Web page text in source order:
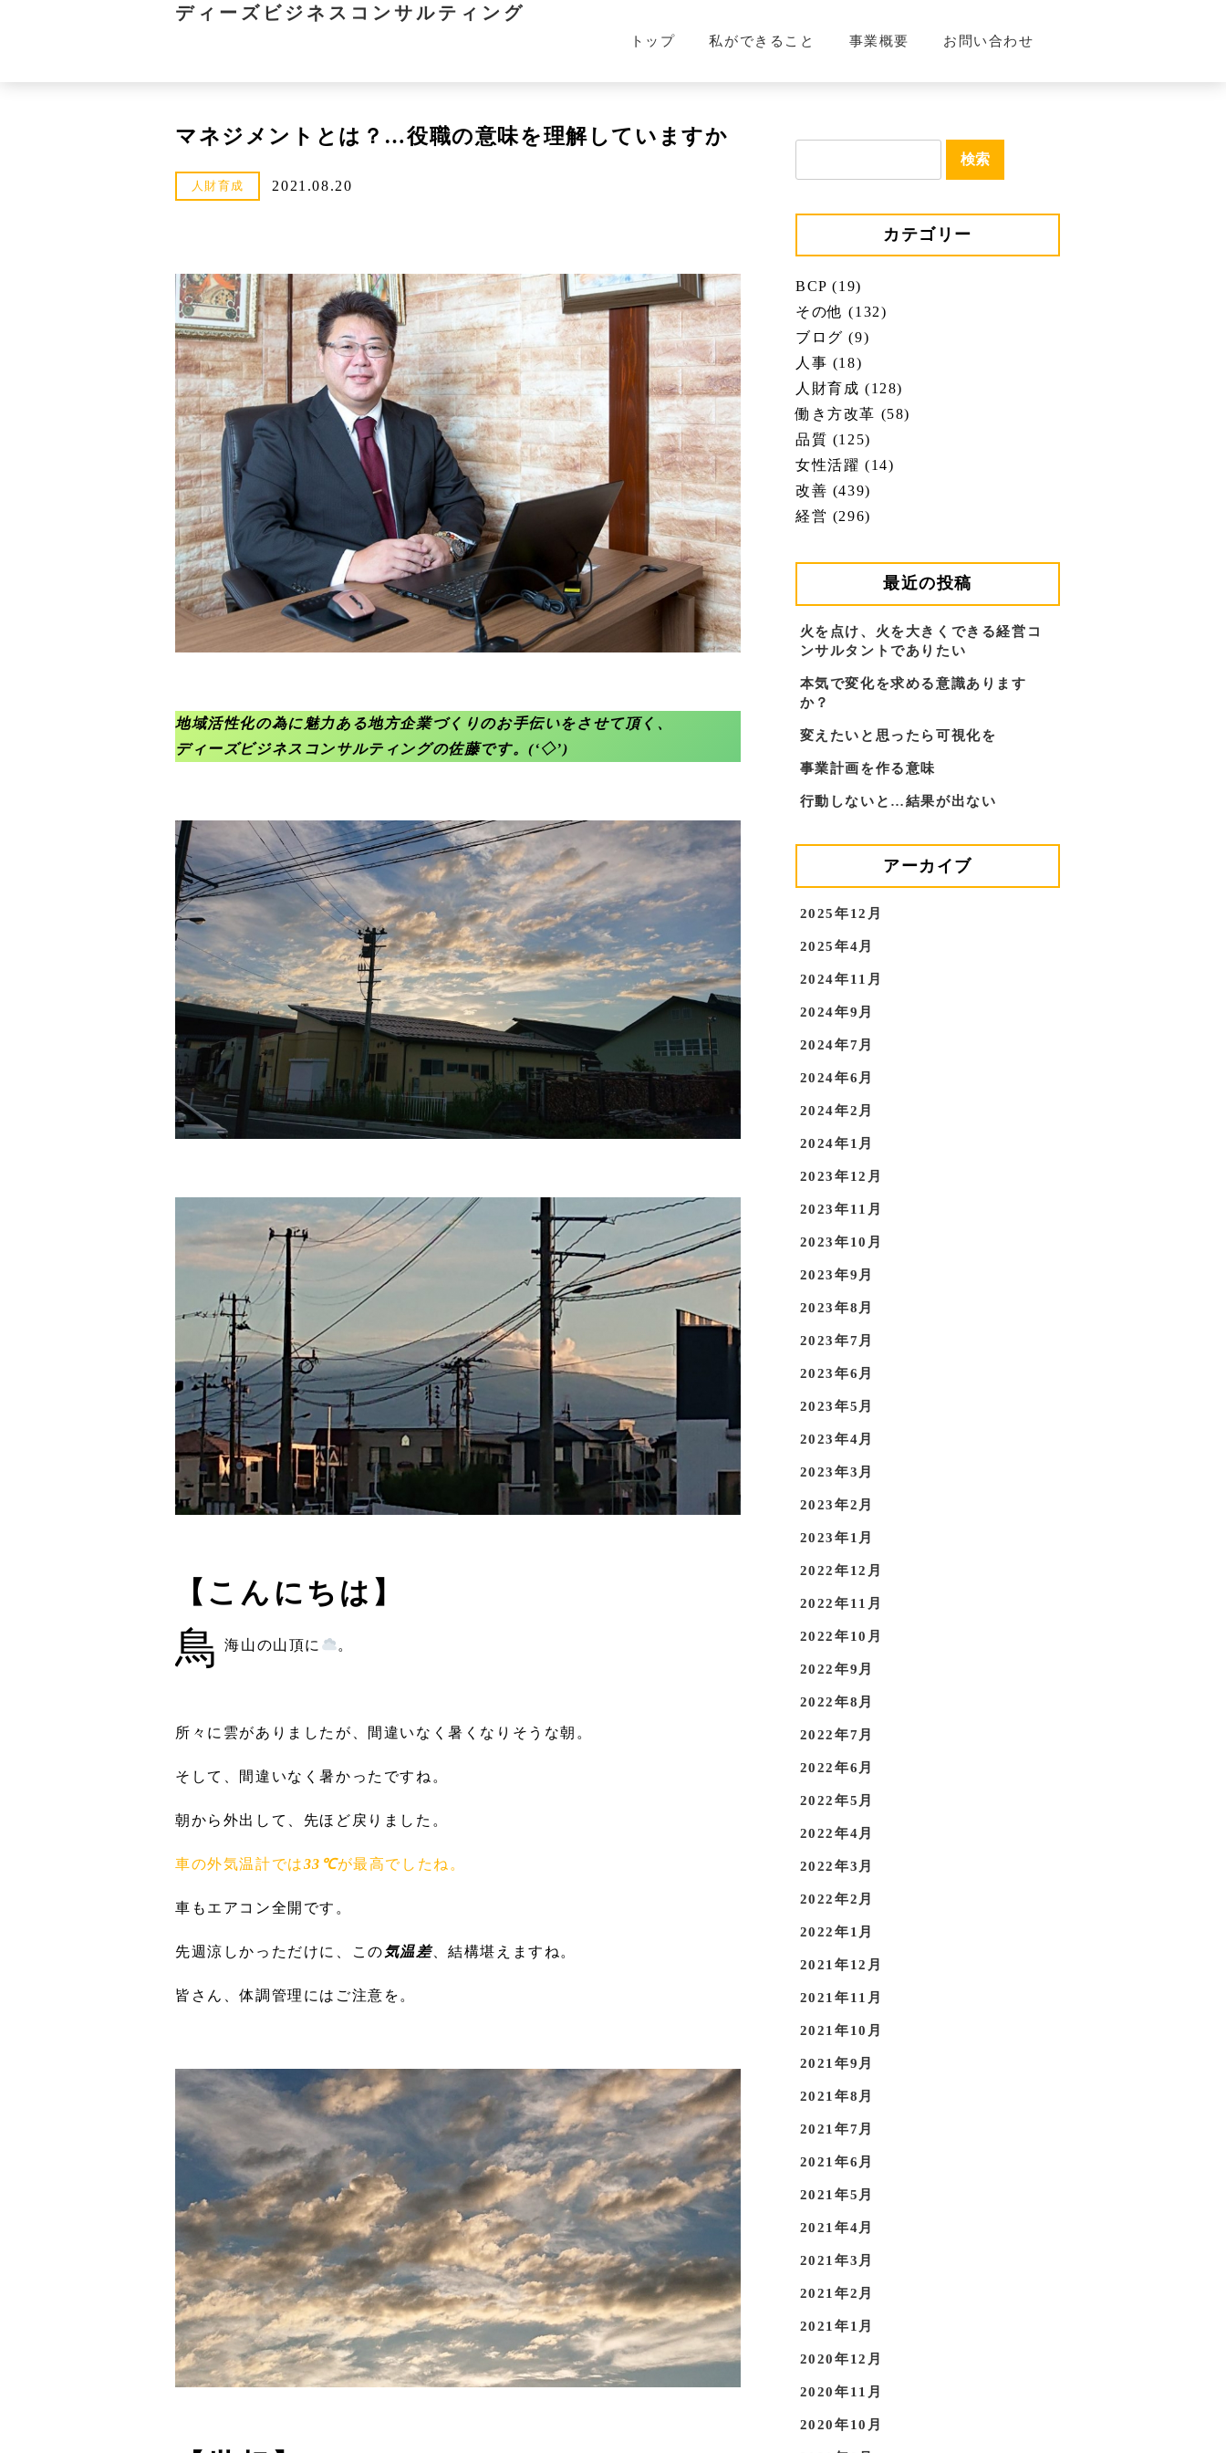
ディーズビジネスコンサルティング
トップ 私ができること 事業概要 お問い合わせ
マネジメントとは？…役職の意味を理解していますか
人財育成 2021.08.20
地域活性化の為に魅力ある地方企業づくりのお手伝いをさせて頂く、
ディーズビジネスコンサルティングの佐藤です。(‘◇’)ゞ
【こんにちは】
鳥 海山の山頂に 。
所々に雲がありましたが、間違いなく暑くなりそうな朝。
そして、間違いなく暑かったですね。
朝から外出して、先ほど戻りました。
車の外気温計では33℃が最高でしたね。
車もエアコン全開です。
先週涼しかっただけに、この気温差、結構堪えますね。
皆さん、体調管理にはご注意を。
カテゴリー
BCP (19)
その他 (132)
ブログ (9)
人事 (18)
人財育成 (128)
働き方改革 (58)
品質 (125)
女性活躍 (14)
改善 (439)
経営 (296)
最近の投稿
火を点け、火を大きくできる経営コ
ンサルタントでありたい
本気で変化を求める意識あります
か？
変えたいと思ったら可視化を
事業計画を作る意味
行動しないと…結果が出ない
アーカイブ
2025年12月
2025年4月
2024年11月
2024年9月
2024年7月
2024年6月
2024年2月
2024年1月
2023年12月
2023年11月
2023年10月
2023年9月
2023年8月
2023年7月
2023年6月
2023年5月
2023年4月
2023年3月
2023年2月
2023年1月
2022年12月
2022年11月
2022年10月
2022年9月
2022年8月
2022年7月
2022年6月
2022年5月
2022年4月
2022年3月
2022年2月
2022年1月
2021年12月
2021年11月
2021年10月
2021年9月
2021年8月
2021年7月
2021年6月
2021年5月
2021年4月
2021年3月
2021年2月
2021年1月
2020年12月
2020年11月
2020年10月